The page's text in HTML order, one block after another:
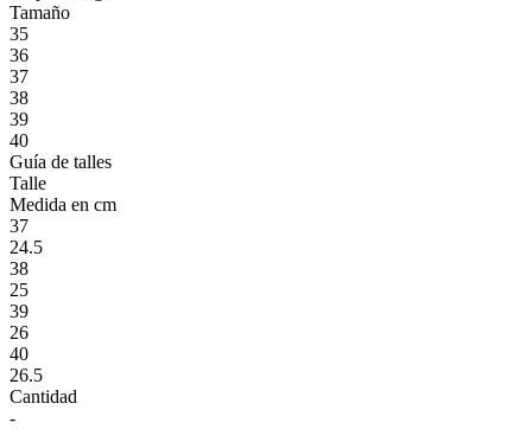
Tamaño
35
36
37
38
39
40
Guía de talles
Talle
Medida en cm
37
24.5
38
25
39
26
40
26.5
Cantidad
-